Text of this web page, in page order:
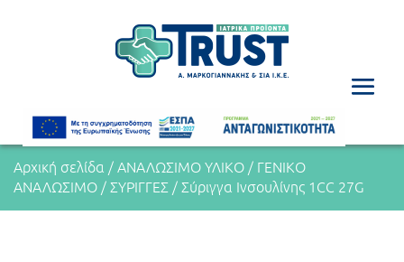
Αρχική σελίδα / ΑΝΑΛΩΣΙΜΟ ΥΛΙΚΟ / ΓΕΝΙΚΟ
ΑΝΑΛΩΣΙΜΟ / ΣΥΡΙΓΓΕΣ / Σύριγγα Ινσουλίνης 1CC 27G